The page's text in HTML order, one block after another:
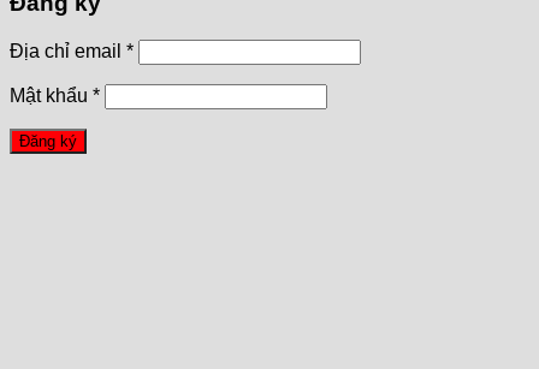
Địa chỉ email *
Mật khẩu *
Đăng ký